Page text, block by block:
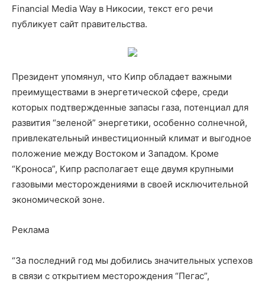
Financial Media Way в Никосии, текст его речи
публикует сайт правительства.
Президент упомянул, что Кипр обладает важными
преимуществами в энергетической сфере, среди
которых подтвержденные запасы газа, потенциал для
развития “зеленой” энергетики, особенно солнечной,
привлекательный инвестиционный климат и выгодное
положение между Востоком и Западом. Кроме
“Кроноса”, Кипр располагает еще двумя крупными
газовыми месторождениями в своей исключительной
экономической зоне.
Реклама
“За последний год мы добились значительных успехов
в связи с открытием месторождения “Пегас”,